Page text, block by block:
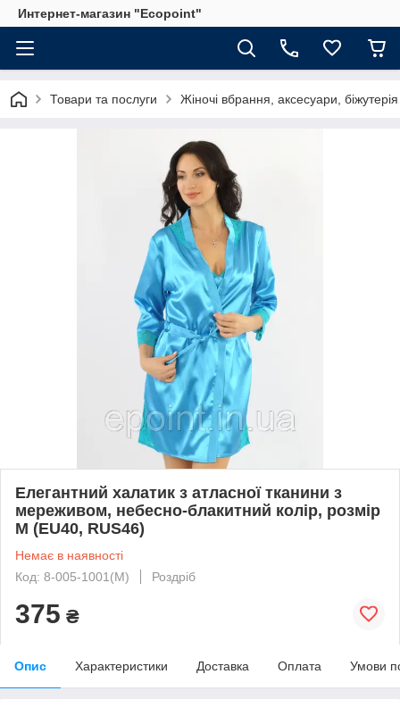
Интернет-магазин "Ecopoint"
Товари та послуги Жіночі вбрання, аксесуари, біжутерія
Елегантний халатик з атласної тканини з
мереживом, небесно-блакитний колір, розмір
M (EU40, RUS46)
Немає в наявності
Код: 8-005-1001(М)
Роздріб
375 ₴
Опис Характеристики Доставка Оплата Умови